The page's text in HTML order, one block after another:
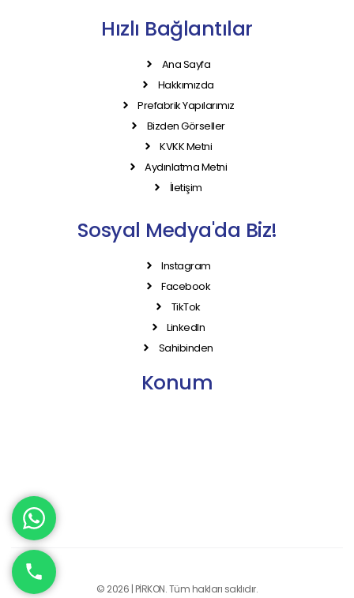
Hızlı Bağlantılar
Ana Sayfa
Hakkımızda
Prefabrik Yapılarımız
Bizden Görseller
KVKK Metni
Aydınlatma Metni
İletişim
Sosyal Medya'da Biz!
Instagram
Facebook
TikTok
LinkedIn
Sahibinden
Konum
© 2026 | PİRKON. Tüm hakları saklıdır.